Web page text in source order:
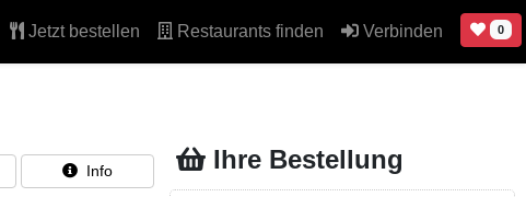
Jetzt bestellen Restaurants finden Verbinden 0
Info Ihre Bestellung